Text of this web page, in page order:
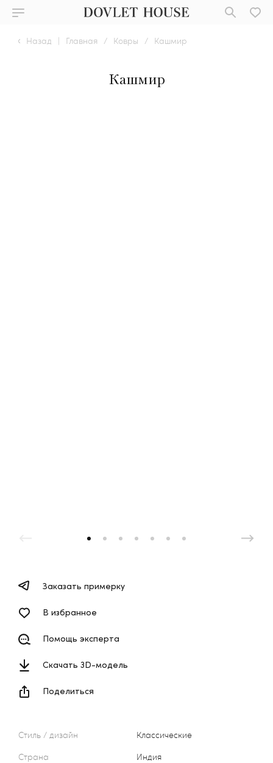
Назад | Главная / Ковры / Кашмир
Кашмир
Стиль / дизайн
Классические
Страна
Индия
Заказать примерку
В избранное
Помощь эксперта
Скачать 3D-модель
Поделиться